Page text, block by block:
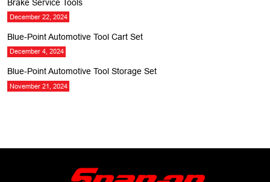
Brake Service Tools
December 22, 2024
Blue-Point Automotive Tool Cart Set
December 4, 2024
Blue-Point Automotive Tool Storage Set
November 21, 2024